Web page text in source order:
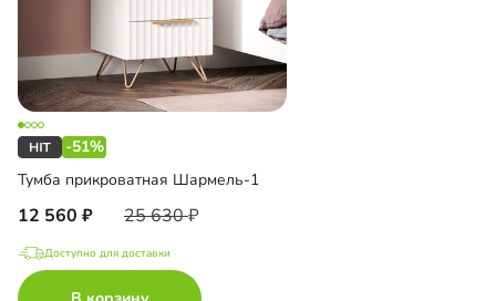
-51%
Тумба прикроватная Шармель-1
12 560 25 630
Доступно для доставки